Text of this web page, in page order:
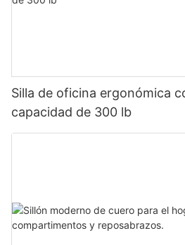
Silla de oficina ergonómica
capacidad de 300 lb